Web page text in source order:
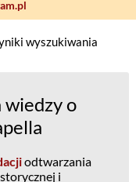
wyszukiwania
wiedzy o
odtwarzania
i